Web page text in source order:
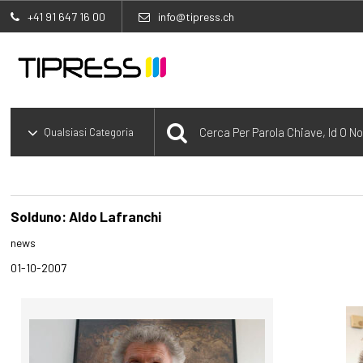
+41 91 647 16 00 info@tipress.ch
Solduno: Aldo Lafranchi
news
01-10-2007